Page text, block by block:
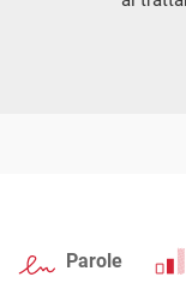
Parole